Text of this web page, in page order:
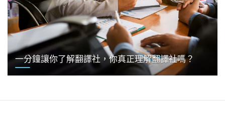
一分鐘讓你了解翻譯社，你真正理解翻譯社嗎？